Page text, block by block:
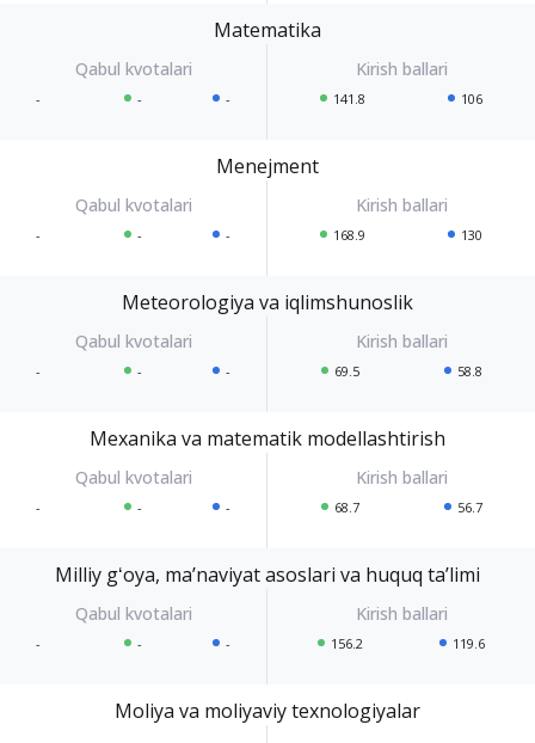
Matematika
- - - 141.8 106
Menejment
- - - 168.9 130
Meteorologiya va iqlimshunoslik
- - - 69.5 58.8
Mexanika va matematik modellashtirish
- - - 68.7 56.7
Milliy gʻoya, maʼnaviyat asoslari va huquq taʼlimi
- - - 156.2 119.6
Moliya va moliyaviy texnologiyalar